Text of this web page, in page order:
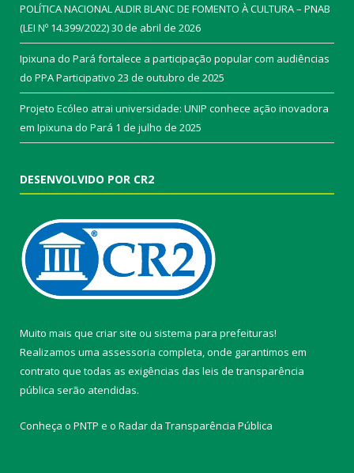
POLÍTICA NACIONAL ALDIR BLANC DE FOMENTO À CULTURA – PNAB
(LEI Nº 14.399/2022)30 de abril de 2026
Ipixuna do Pará fortalece a participação popular com audiências
do PPA Participativo 23 de outubro de 2025
Projeto Ecóleo atrai universidade: UNIP conhece ação inovadora
em Ipixuna do Pará 1 de julho de 2025
DESENVOLVIDO POR CR2
Muito mais que criar site ou sistema para prefeituras!
Realizamos uma assessoria completa, onde garantimos em
contrato que todas as exigências das leis de transparência
pública serão atendidas.
Conheça o PNTP e o Radar da Transparência Pública